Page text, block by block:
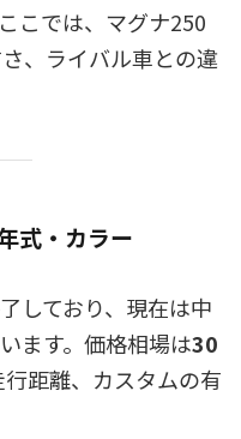
こでは、マグナ250
、ライバル車との違
式・カラー
しており、現在は中
ます。価格相場は30
距離、カスタムの有